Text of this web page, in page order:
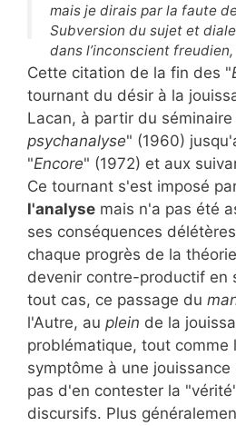
mais je dirais par la faute
Subversion du sujet et
dans l’inconscient
Cette citation de la fin des "
tournant du désir à la
Lacan, à partir du séminaire
psychanalyse" (1960)
"Encore" (1972) et aux
Ce tournant s'est imposé
l'analyse mais n'a pas été
ses conséquences
chaque progrès de la
devenir contre-productif en
tout cas, ce passage du
l'Autre, au plein de la
problématique, tout comme
symptôme à une
pas d'en contester la
discursifs. Plus